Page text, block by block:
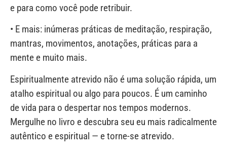
e para como você pode retribuir.
• E mais: inúmeras práticas de meditação, respiração,
mantras, movimentos, anotações, práticas para a
mente e muito mais.
Espiritualmente atrevido não é uma solução rápida, um
atalho espiritual ou algo para poucos. É um caminho
de vida para o despertar nos tempos modernos.
Mergulhe no livro e descubra seu eu mais radicalmente
autêntico e espiritual — e torne-se atrevido.